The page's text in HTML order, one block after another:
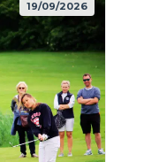
19/09/2026